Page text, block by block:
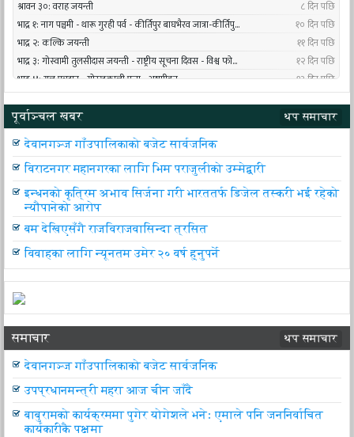
पूर्वाञ्चल खबर थप समाचार
देवानगञ्ज गाँउपालिकाको बजेट सार्वजनिक
विराटनगर महानगरका लागि भिम पराजुलीको उम्मेद्वारी
इन्धनको कृत्रिम अभाव सिर्जना गरी भारततर्फ डिजेल तस्करी भई रहेको
न्यौपानेको आरोप
बम देखिएसँगै राजविराजवासिन्दा त्रसित
विवाहका लागि न्यूनतम उमेर २० वर्ष हुनुपर्ने
समाचार थप समाचार
देवानगञ्ज गाँउपालिकाको बजेट सार्वजनिक
उपप्रधानमन्त्री महरा आज चीन जाँदै
बाबुरामको कार्यक्रममा पुगेर योगेशले भनेः एमाले पनि जननिर्वाचित
कार्यकारीकै पक्षमा